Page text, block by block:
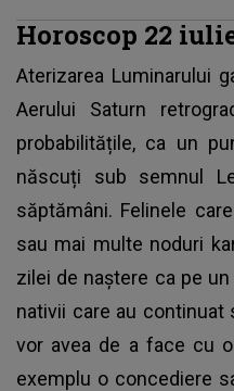
Horoscop 22
Aterizarea Luminarului
Aerului Saturn
probabilitățile, ca un
născuți sub semnul
săptămâni. Felinele
sau mai multe noduri
zilei de naștere ca pe
nativii care au
vor avea de a face cu
exemplu o concediere